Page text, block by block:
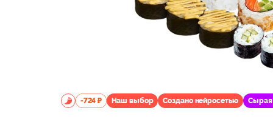
-724 ₽ Наш выбор Создано нейросетью